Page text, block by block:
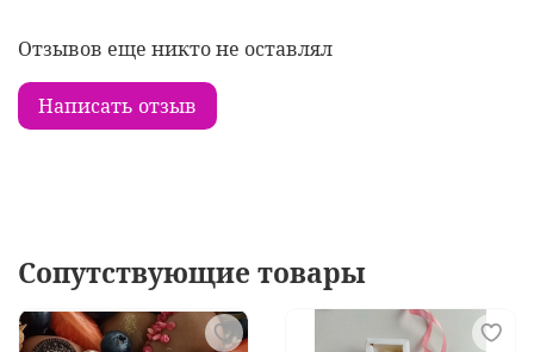
Отзывов еще никто не оставлял
Написать отзыв
Сопутствующие товары